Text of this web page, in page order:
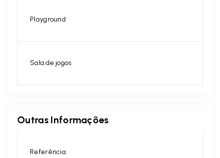
Playground
Sala de jogos
Outras Informações
Referência: